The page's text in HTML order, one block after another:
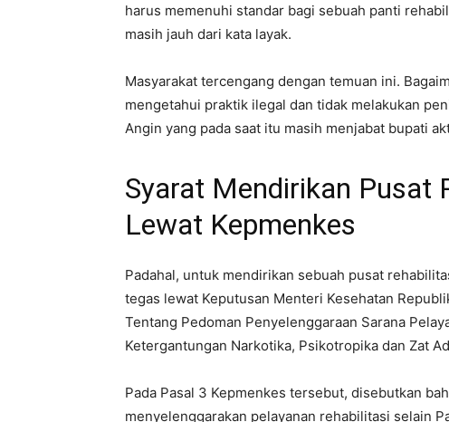
harus memenuhi standar bagi sebuah panti
masih jauh dari kata layak.
Masyarakat tercengang dengan temuan ini.
mengetahui praktik ilegal dan tidak melakukan
Angin yang pada saat itu masih menjabat bupati
Syarat Mendirikan Pusat
Lewat Kepmenkes
Padahal, untuk mendirikan sebuah pusat
tegas lewat Keputusan Menteri Kesehatan
Tentang Pedoman Penyelenggaraan Sarana
Ketergantungan Narkotika, Psikotropika dan Zat
Pada Pasal 3 Kepmenkes tersebut, disebutkan
menyelenggarakan pelayanan rehabilitasi selain